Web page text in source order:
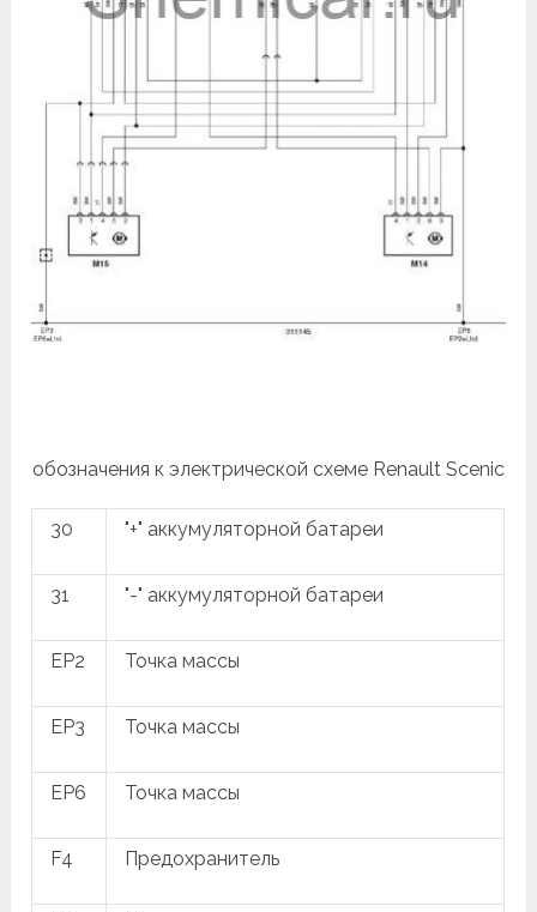
обозначения к электрической схеме Renault Scenic
30 "+" аккумуляторной батареи
31 "-" аккумуляторной батареи
EP2 Точка массы
EP3 Точка массы
EP6 Точка массы
F4 Предохранитель